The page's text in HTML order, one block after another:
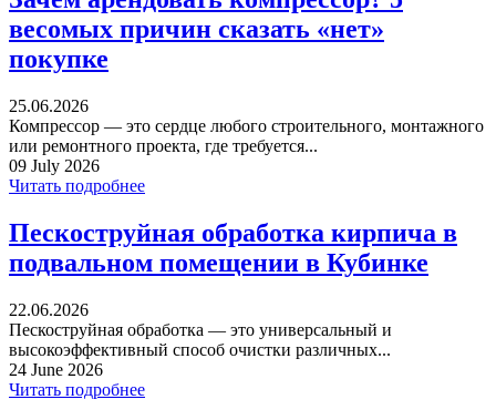
весомых причин сказать «нет»
покупке
25.06.2026
Компрессор — это сердце любого строительного, монтажного
или ремонтного проекта, где требуется...
09 July 2026
Читать подробнее
Пескоструйная обработка кирпича в
подвальном помещении в Кубинке
22.06.2026
Пескоструйная обработка — это универсальный и
высокоэффективный способ очистки различных...
24 June 2026
Читать подробнее